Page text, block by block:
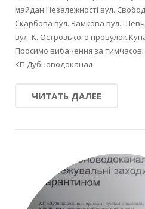
майдан Незалежності вул.
Скарбова вул. Замкова вул.
вул. К. Острозького провулок
Просимо вибачення за тимчасові
КП Дубноводоканал
ЧИТАТЬ ДАЛЕЕ